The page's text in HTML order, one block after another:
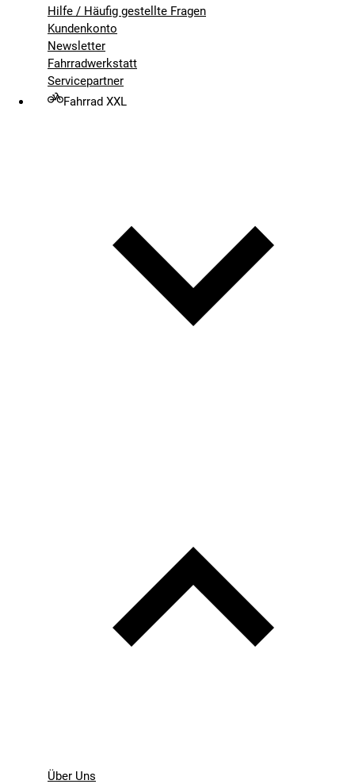
Hilfe / Häufig gestellte Fragen
Kundenkonto
Newsletter
Fahrradwerkstatt
Servicepartner
Fahrrad XXL
Über Uns